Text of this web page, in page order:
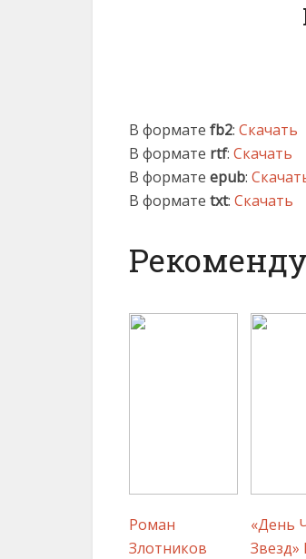
В формате fb2: Скачать
В формате rtf: Скачать
В формате epub:
В формате txt: Скачать
Роман
Злотников
«День
Звезд»